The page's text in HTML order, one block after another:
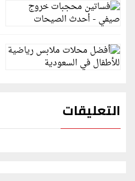
التعليقات